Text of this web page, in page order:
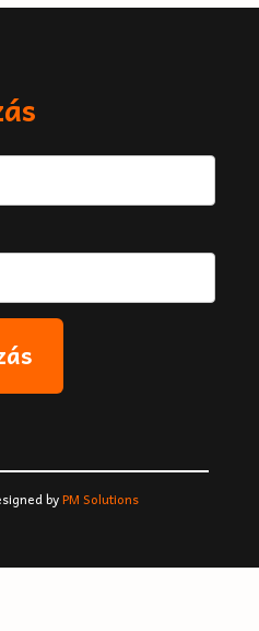
byPM Solutions